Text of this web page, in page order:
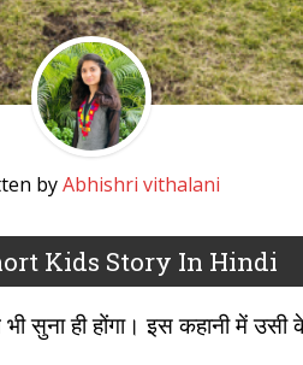
byAbhishri vithalani
Kids Story In Hindi
सुना ही होंगा। इस कहानी में उसी